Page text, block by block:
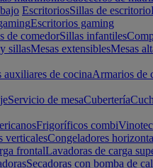
EscritoriosSillas de escritorio
Escritorios gaming
de comedorSillas infantiles
sillasMesas extensiblesMesas
auxiliares de cocinaArmarios de
Servicio de mesaCubertería
Frigoríficos combi
verticalesCongeladores
frontalLavadoras de carga
Secadoras con bomba de